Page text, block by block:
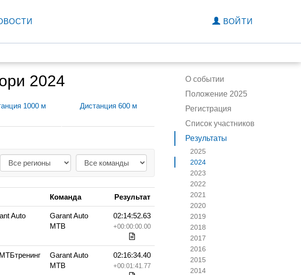
ВОЙТИ
О событии
Положение 2025
Регистрация
Список участников
Результаты
2025
2024
2023
2022
2021
2020
2019
2018
2017
2016
2015
2014
2024
1000 м Дистанция 600 м
Команда Результат
Auto
Garant Auto
MTB
02:14:52.63
+00:00:00.00
Garant Auto
MTB
02:16:34.40
+00:01:41.77